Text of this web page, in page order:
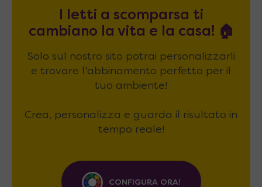
I letti a scomparsa ti
cambiano la vita e la casa! 🏠
Solo sul nostro sito potrai personalizzarli
e trovare l'abbinamento perfetto per il
tuo ambiente!
Crea, personalizza e guarda il risultato in
tempo reale!
CONFIGURA ORA!